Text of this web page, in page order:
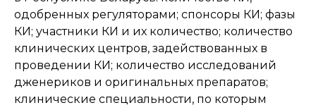
одобренных регуляторами; спонсоры КИ; фазы
КИ; участники КИ и их количество; количество
клинических центров, задействованных в
проведении КИ; количество исследований
дженериков и оригинальных препаратов;
клинические специальности, по которым